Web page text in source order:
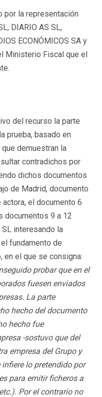
por la representación
DIARIO AS SL,
ECONÓMICOS SA y
Ministerio Fiscal que el
del recurso la parte
prueba, basado en
demuestran la
contradichos por
dichos documentos
de Madrid, documento
el documento 6
documentos 9 a 12
interesando la
fundamento de
en el que se consigna:
probar que en el
fuesen enviados
La parte
hecho del documento
hecho fue
-sostuvo que del
empresa del Grupo y
lo pretendido por
para emitir ficheros a
Por el contrario no